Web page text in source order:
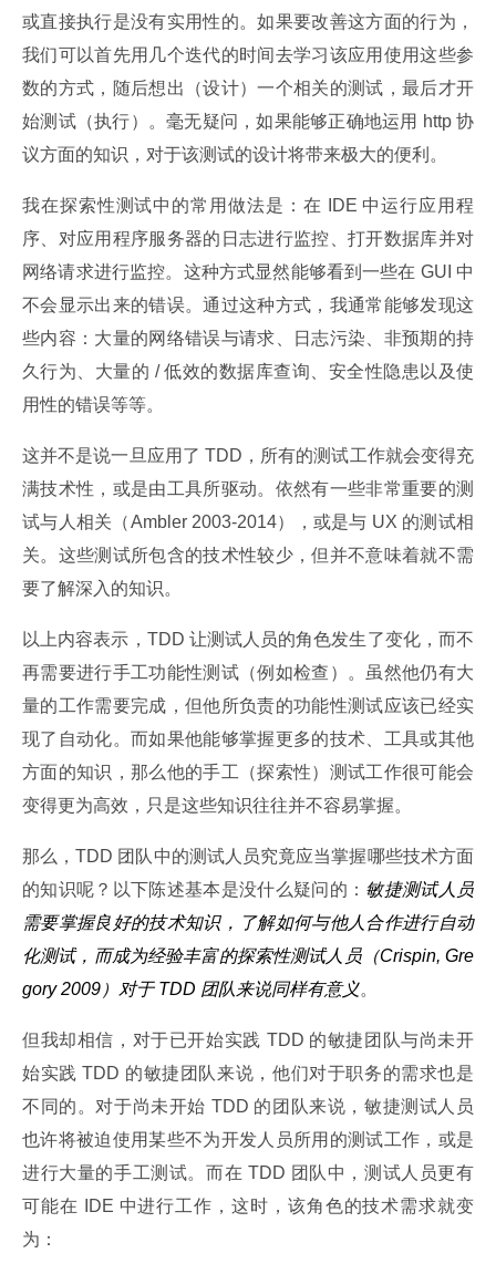
或直接执行是没有实用性的。如果要改善这方面的行为，
我们可以首先用几个迭代的时间去学习该应用使用这些参
数的方式，随后想出（设计）一个相关的测试，最后才开
始测试（执行）。毫无疑问，如果能够正确地运用 http 协
议方面的知识，对于该测试的设计将带来极大的便利。
我在探索性测试中的常用做法是：在 IDE 中运行应用程
序、对应用程序服务器的日志进行监控、打开数据库并对
网络请求进行监控。这种方式显然能够看到一些在 GUI 中
不会显示出来的错误。通过这种方式，我通常能够发现这
些内容：大量的网络错误与请求、日志污染、非预期的持
久行为、大量的 / 低效的数据库查询、安全性隐患以及使
用性的错误等等。
这并不是说一旦应用了 TDD，所有的测试工作就会变得充
满技术性，或是由工具所驱动。依然有一些非常重要的测
试与人相关（Ambler 2003-2014），或是与 UX 的测试相
关。这些测试所包含的技术性较少，但并不意味着就不需
要了解深入的知识。
以上内容表示，TDD 让测试人员的角色发生了变化，而不
再需要进行手工功能性测试（例如检查）。虽然他仍有大
量的工作需要完成，但他所负责的功能性测试应该已经实
现了自动化。而如果他能够掌握更多的技术、工具或其他
方面的知识，那么他的手工（探索性）测试工作很可能会
变得更为高效，只是这些知识往往并不容易掌握。
那么，TDD 团队中的测试人员究竟应当掌握哪些技术方面
的知识呢？以下陈述基本是没什么疑问的： 敏捷测试人员
需要掌握良好的技术知识，了解如何与他人合作进行自动
化测试，而成为经验丰富的探索性测试人员（Crispin, Gre
gory 2009）对于 TDD 团队来说同样有意义。
但我却相信，对于已开始实践 TDD 的敏捷团队与尚未开
始实践 TDD 的敏捷团队来说，他们对于职务的需求也是
不同的。对于尚未开始 TDD 的团队来说，敏捷测试人员
也许将被迫使用某些不为开发人员所用的测试工作，或是
进行大量的手工测试。而在 TDD 团队中，测试人员更有
可能在 IDE 中进行工作，这时，该角色的技术需求就变
为：